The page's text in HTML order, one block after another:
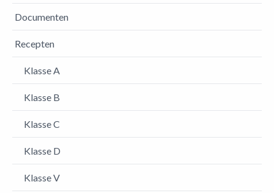
Documenten
Recepten
Klasse A
Klasse B
Klasse C
Klasse D
Klasse V